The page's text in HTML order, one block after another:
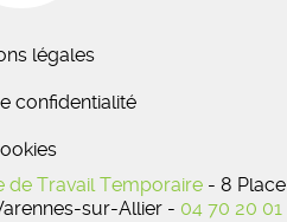
légales
confidentialité
de Travail Temporaire- 8 Place
sur-Allier - 04 70 20 01